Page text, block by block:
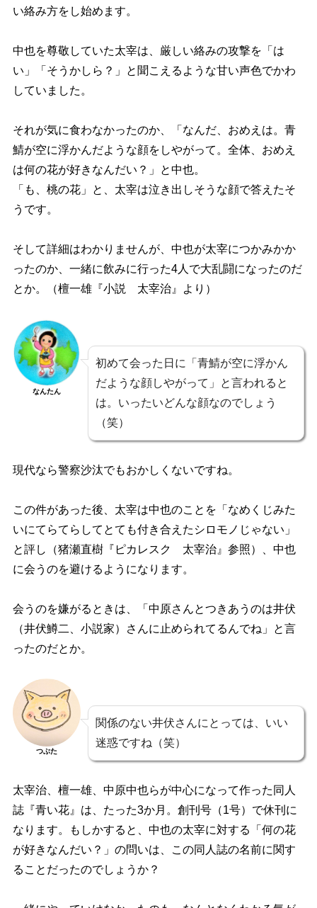
い絡み方をし始めます。
中也を尊敬していた太宰は、厳しい絡みの攻撃を「は
い」「そうかしら？」と聞こえるような甘い声色でかわ
していました。
それが気に食わなかったのか、「なんだ、おめえは。青
鯖が空に浮かんだような顔をしやがって。全体、おめえ
は何の花が好きなんだい？」と中也。
「も、桃の花」と、太宰は泣き出しそうな顔で答えたそ
うです。
そして詳細はわかりませんが、中也が太宰につかみかか
ったのか、一緒に飲みに行った4人で大乱闘になったのだ
とか。（檀一雄『小説 太宰治』より）
なんたん
初めて会った日に「青鯖が空に浮かん
だような顔しやがって」と言われると
は。いったいどんな顔なのでしょう
（笑）
現代なら警察沙汰でもおかしくないですね。
この件があった後、太宰は中也のことを「なめくじみた
いにてらてらしてとても付き合えたシロモノじゃない」
と評し（猪瀬直樹『ピカレスク 太宰治』参照）、中也
に会うのを避けるようになります。
会うのを嫌がるときは、「中原さんとつきあうのは井伏
（井伏鱒二、小説家）さんに止められてるんでね」と言
ったのだとか。
つぶた
関係のない井伏さんにとっては、いい
迷惑ですね（笑）
太宰治、檀一雄、中原中也らが中心になって作った同人
誌『青い花』は、たった3か月。創刊号（1号）で休刊に
なります。もしかすると、中也の太宰に対する「何の花
が好きなんだい？」の問いは、この同人誌の名前に関す
ることだったのでしょうか？